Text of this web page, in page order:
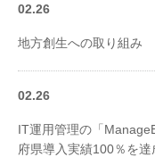
02.26
地方創生への取り組み
02.26
IT運用管理の「
府県導入実績100％を